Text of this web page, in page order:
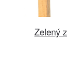
Zelený